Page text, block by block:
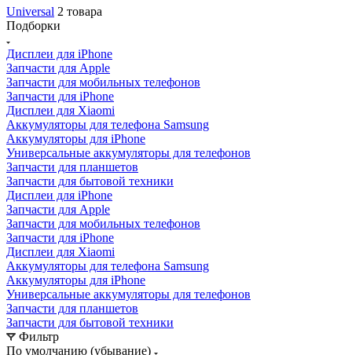
Запчасти для Apple
Запчасти для мобильных телефонов
Запчасти для iPhone
Дисплеи для Xiaomi
Аккумуляторы для телефона Samsung
Аккумуляторы для iPhone
Универсальные аккумуляторы для телефонов
Запчасти для планшетов
Запчасти для бытовой техники
Дисплеи для iPhone
Запчасти для Apple
Запчасти для мобильных телефонов
Запчасти для iPhone
Дисплеи для Xiaomi
Аккумуляторы для телефона Samsung
Аккумуляторы для iPhone
Универсальные аккумуляторы для телефонов
Запчасти для планшетов
Запчасти для бытовой техники
Фильтр
По умолчанию (убывание)
По цене (убывание)
По цене (возрастание)
Бренд (убывание)
Бренд (возрастание)